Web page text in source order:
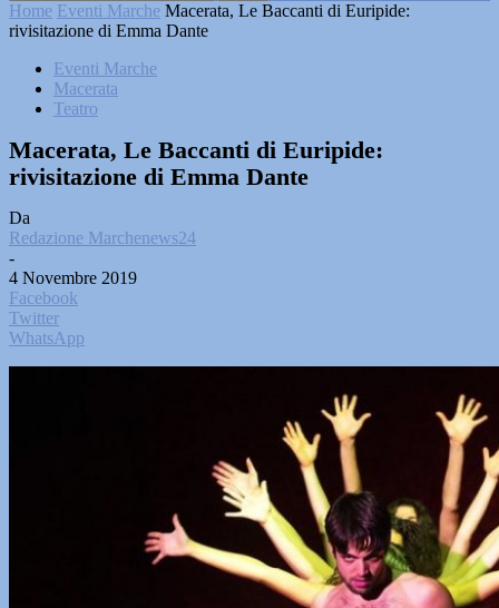
Home Eventi Marche Macerata, Le Baccanti di Euripide:
rivisitazione di Emma Dante
Eventi Marche
Macerata
Teatro
Macerata, Le Baccanti di Euripide:
rivisitazione di Emma Dante
Da
Redazione Marchenews24
-
4 Novembre 2019
Facebook
Twitter
WhatsApp